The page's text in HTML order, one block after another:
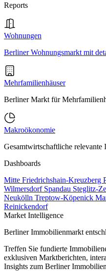
Reports
Wohnungen
Berliner Wohnungsmarkt mit
Mehrfamilienhäuser
Berliner Markt für
Makroökonomie
Gesamtwirtschaftliche relevante
Dashboards
Mitte Friedrichshain-Kreuzberg
Wilmersdorf Spandau Steglitz-
Neukölln Treptow-Köpenick
Reinickendorf
Market Intelligence
Berliner Immobilienmarkt
Treffen Sie fundierte
exklusiven Marktberichten,
Insights zum Berliner